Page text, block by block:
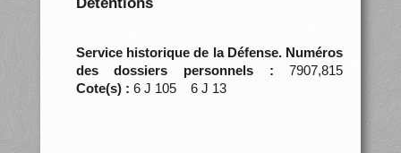
Service historique de la Défense. Numéros
des dossiers personnels :7907,815
Cote(s) : 6 J 105 6 J 13